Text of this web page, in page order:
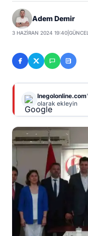
Adem Demir
3 HAZIRAN 2024 19:40 |
Inegolonline.com
olarak ekleyin